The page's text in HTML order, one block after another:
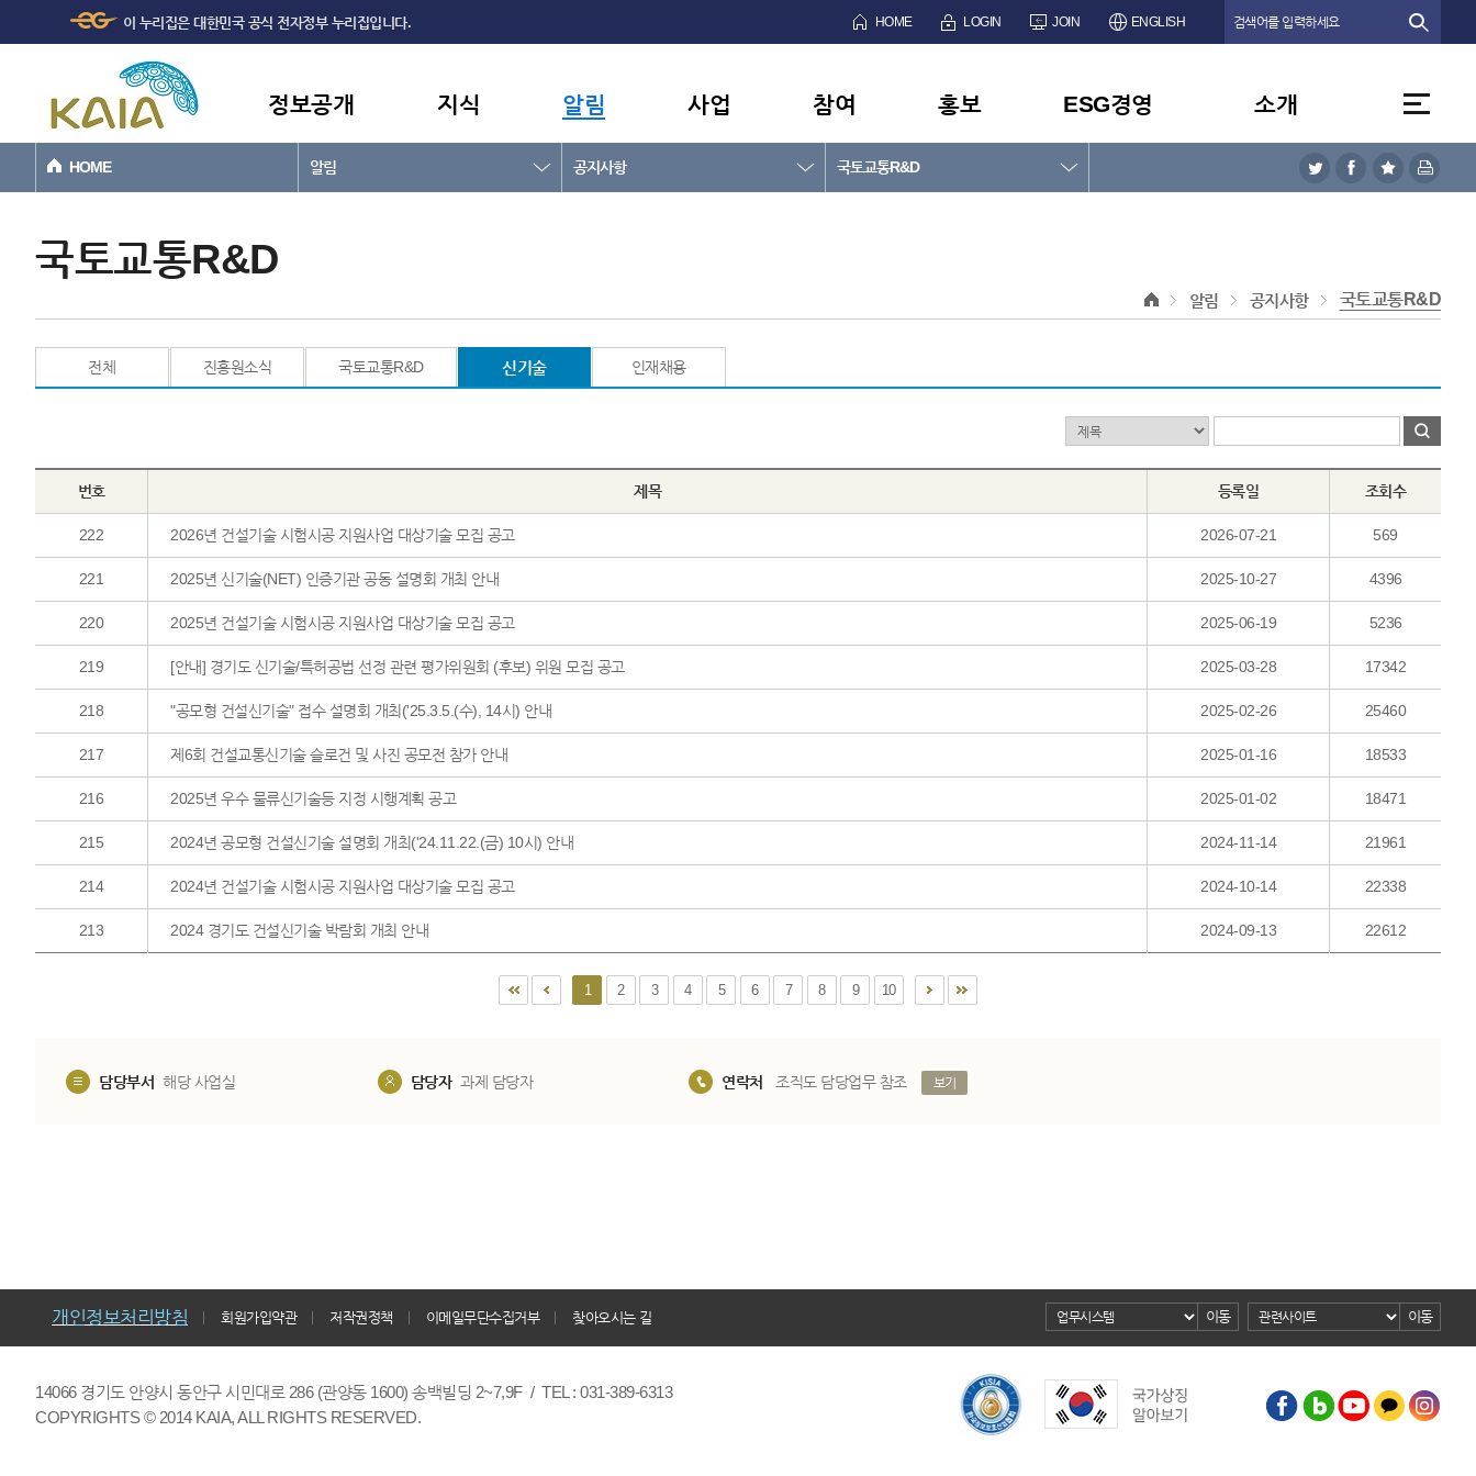
본문바로가기
이 누리집은 대한민국 공식 전자정부 누리집입니다. HOME LOGIN JOIN ENGLISH
정보공개 지식 알림 사업 참여 홍보 ESG경영 소개
HOME 알림 공지사항 국토교통R&D
국토교통R&D
알림 공지사항 국토교통R&D
전체 진흥원소식 국토교통R&D 신기술 인재채용
번호 제목 등록일 조회수
222 2026년 건설기술 시험시공 지원사업 대상기술 모집 공고 2026-07-21 569
221 2025년 신기술(NET) 인증기관 공동 설명회 개최 안내 2025-10-27 4396
220 2025년 건설기술 시험시공 지원사업 대상기술 모집 공고 2025-06-19 5236
219 [안내] 경기도 신기술/특허공법 선정 관련 평가위원회 (후보) 위원 모집 공고 2025-03-28 17342
218 "공모형 건설신기술" 접수 설명회 개최('25.3.5.(수), 14시) 안내 2025-02-26 25460
217 제6회 건설교통신기술 슬로건 및 사진 공모전 참가 안내 2025-01-16 18533
216 2025년 우수 물류신기술등 지정 시행계획 공고 2025-01-02 18471
215 2024년 공모형 건설신기술 설명회 개최('24.11.22.(금) 10시) 안내 2024-11-14 21961
214 2024년 건설기술 시험시공 지원사업 대상기술 모집 공고 2024-10-14 22338
213 2024 경기도 건설신기술 박람회 개최 안내 2024-09-13 22612
1 2 3 4 5 6 7 8 9 10
담당부서 해당 사업실 담당자 과제 담당자 연락처 조직도 담당업무 참조 보기
개인정보처리방침 회원가입약관 저작권정책 이메일무단수집거부 찾아오시는 길 이동 이동
14066 경기도 안양시 동안구 시민대로 286 (관양동 1600) 송백빌딩 2~7,9F / TEL : 031-389-6313
COPYRIGHTS © 2014 KAIA, ALL RIGHTS RESERVED.